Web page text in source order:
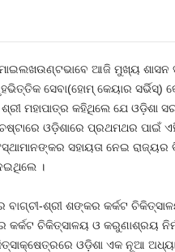
ଆଜି ମୁଖ୍ୟ ଶାସନ
ସେବା(ହୋମ୍ କେୟାର
ମହାପାତ୍ର କହିଥିଲେ ଯେ ଓଡ଼ିଶା
ଓଡ଼ିଶାରେ ପ୍ରଥମଥର ପାଇଁ
ସହାୟତା ନେଇ ରାଜ୍ୟର
।
ଶ୍ରୀ ଶଙ୍କର କର୍କଟ
ଚିକିତ୍ସାଳୟ ଓ କରୁଣାଶ୍ରୟ
ଓଡ଼ିଶା ଏକ ନୂଆ